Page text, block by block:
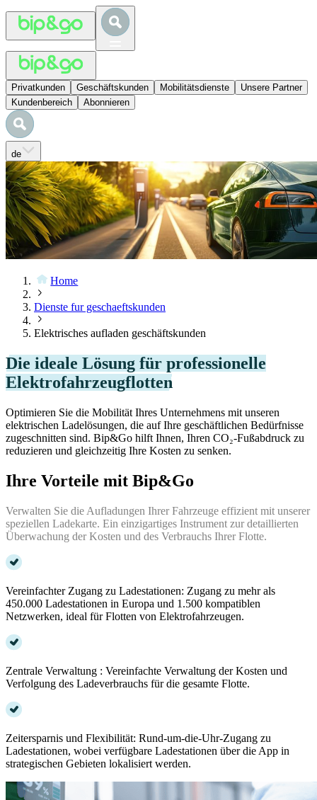
Privatkunden Geschäftskunden Mobilitätsdienste
Unsere Partner
Kundenbereich
Abonnieren
de
Home
Dienste fur geschaeftskunden
Elektrisches aufladen geschäftskunden
Die ideale Lösung für professionelle
Elektrofahrzeugflotten
Optimieren Sie die Mobilität Ihres Unternehmens mit unseren
elektrischen Ladelösungen, die auf Ihre geschäftlichen Bedürfnisse
zugeschnitten sind. Bip&Go hilft Ihnen, Ihren CO₂-Fußabdruck zu
reduzieren und gleichzeitig Ihre Kosten zu senken.
Ihre Vorteile mit Bip&Go
Verwalten Sie die Aufladungen Ihrer Fahrzeuge effizient mit unserer
speziellen Ladekarte. Ein einzigartiges Instrument zur detaillierten
Überwachung der Kosten und des Verbrauchs Ihrer Flotte.
Vereinfachter Zugang zu Ladestationen: Zugang zu mehr als
450.000 Ladestationen in Europa und 1.500 kompatiblen
Netzwerken, ideal für Flotten von Elektrofahrzeugen.
Zentrale Verwaltung : Vereinfachte Verwaltung der Kosten und
Verfolgung des Ladeverbrauchs für die gesamte Flotte.
Zeitersparnis und Flexibilität: Rund-um-die-Uhr-Zugang zu
Ladestationen, wobei verfügbare Ladestationen über die App in
strategischen Gebieten lokalisiert werden.